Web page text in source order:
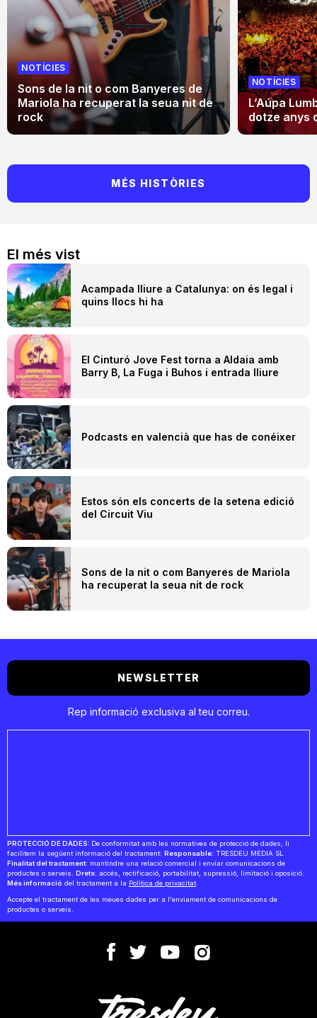
El més vist
Acampada lliure a Catalunya: on és legal i
quins llocs hi ha
El Cinturó Jove Fest torna a Aldaia amb
Barry B, La Fuga i Buhos i entrada lliure
Podcasts en valencià que has de conéixer
Estos són els concerts de la setena edició
del Circuit Viu
Sons de la nit o com Banyeres de Mariola
ha recuperat la seua nit de rock
NOTÍCIES
Sons de la nit o com Banyeres de
Mariola ha recuperat la seua nit de
rock
NOTÍCIES
L’Aúpa
dotze anys
MÉS HISTÒRIES
NEWSLETTER
Rep informació exclusiva al teu correu.
PROTECCIÓ DE DADES: De conformitat amb les normatives de protecció de dades, li
facilitem la següent informació del tractament: Responsable: TRESDEU MEDIA SL
Finalitat del tractament: mantindre una relació comercial i enviar comunicacions de
productes o serveis. Drets: accés, rectificació, portabilitat, supressió, limitació i oposició.
Més informació del tractament a la Política de privacitat
Accepte el tractament de les meues dades per a l'enviament de comunicacions de
productes o serveis.